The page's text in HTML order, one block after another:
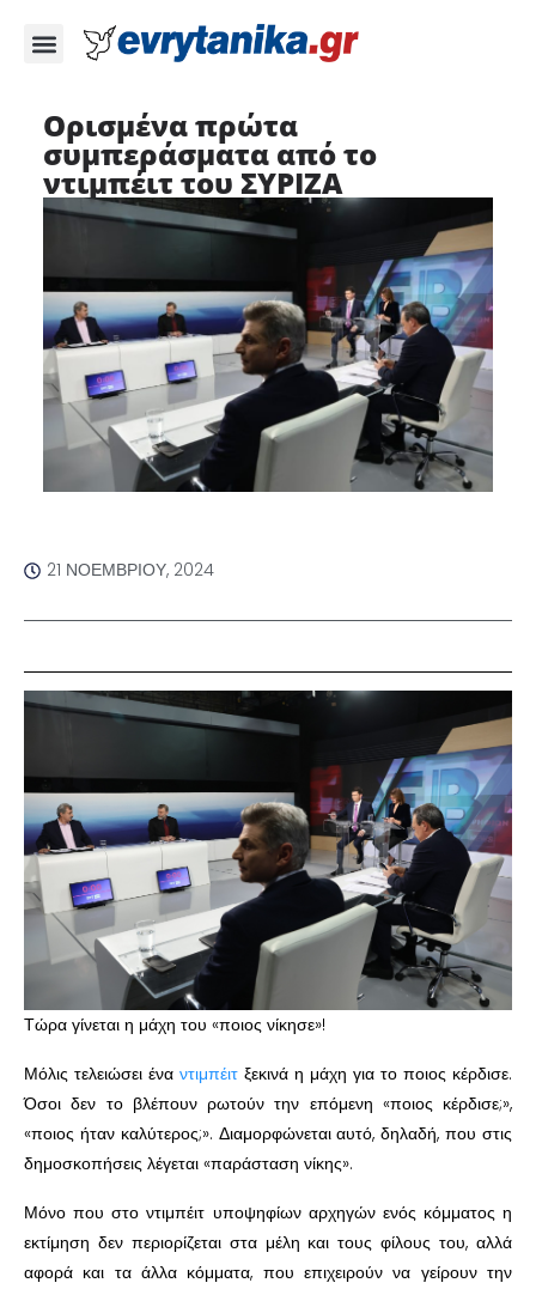
Ορισμένα πρώτα
συμπεράσματα από το
ντιμπέιτ του ΣΥΡΙΖΑ
21 ΝΟΕΜΒΡΊΟΥ, 2024
Τώρα γίνεται η μάχη του «ποιος νίκησε»!
Μόλις τελειώσει ένα ντιμπέιτ ξεκινά η μάχη για το ποιος κέρδισε.
Όσοι δεν το βλέπουν ρωτούν την επόμενη «ποιος κέρδισε;»,
«ποιος ήταν καλύτερος;». Διαμορφώνεται αυτό, δηλαδή, που στις
δημοσκοπήσεις λέγεται «παράσταση νίκης».
Μόνο που στο ντιμπέιτ υποψηφίων αρχηγών ενός κόμματος η
εκτίμηση δεν περιορίζεται στα μέλη και τους φίλους του, αλλά
αφορά και τα άλλα κόμματα, που επιχειρούν να γείρουν την